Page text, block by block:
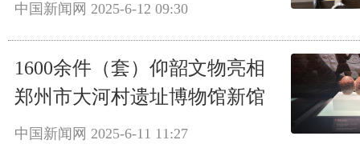
中国新闻网 2025-6-12 09:30
1600余件（套）仰韶文物亮相
郑州市大河村遗址博物馆新馆
中国新闻网 2025-6-11 11:27